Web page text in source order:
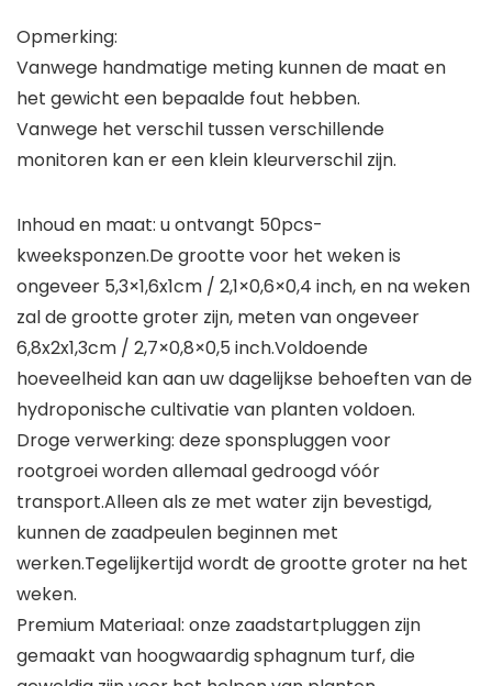
Opmerking:
Vanwege handmatige meting kunnen de maat en
het gewicht een bepaalde fout hebben.
Vanwege het verschil tussen verschillende
monitoren kan er een klein kleurverschil zijn.
Inhoud en maat: u ontvangt 50pcs-
kweeksponzen.De grootte voor het weken is
ongeveer 5,3×1,6x1cm / 2,1×0,6×0,4 inch, en na weken
zal de grootte groter zijn, meten van ongeveer
6,8x2x1,3cm / 2,7×0,8×0,5 inch.Voldoende
hoeveelheid kan aan uw dagelijkse behoeften van de
hydroponische cultivatie van planten voldoen.
Droge verwerking: deze sponspluggen voor
rootgroei worden allemaal gedroogd vóór
transport.Alleen als ze met water zijn bevestigd,
kunnen de zaadpeulen beginnen met
werken.Tegelijkertijd wordt de grootte groter na het
weken.
Premium Materiaal: onze zaadstartpluggen zijn
gemaakt van hoogwaardig sphagnum turf, die